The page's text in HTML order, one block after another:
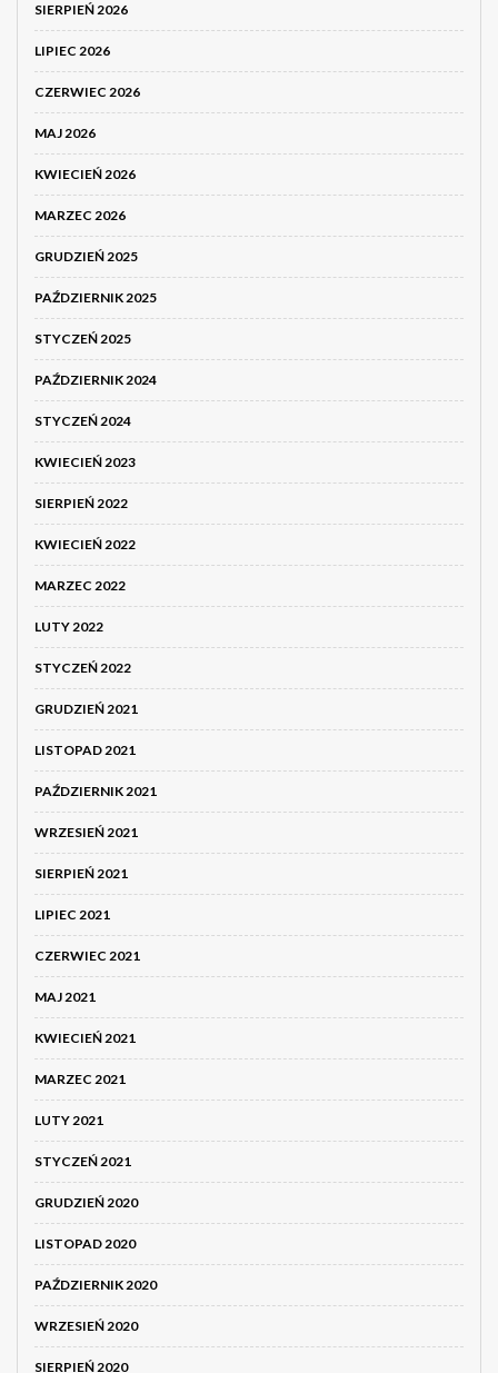
SIERPIEŃ 2026
LIPIEC 2026
CZERWIEC 2026
MAJ 2026
KWIECIEŃ 2026
MARZEC 2026
GRUDZIEŃ 2025
PAŹDZIERNIK 2025
STYCZEŃ 2025
PAŹDZIERNIK 2024
STYCZEŃ 2024
KWIECIEŃ 2023
SIERPIEŃ 2022
KWIECIEŃ 2022
MARZEC 2022
LUTY 2022
STYCZEŃ 2022
GRUDZIEŃ 2021
LISTOPAD 2021
PAŹDZIERNIK 2021
WRZESIEŃ 2021
SIERPIEŃ 2021
LIPIEC 2021
CZERWIEC 2021
MAJ 2021
KWIECIEŃ 2021
MARZEC 2021
LUTY 2021
STYCZEŃ 2021
GRUDZIEŃ 2020
LISTOPAD 2020
PAŹDZIERNIK 2020
WRZESIEŃ 2020
SIERPIEŃ 2020